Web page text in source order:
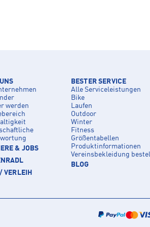
werden
& JOBS
VERLEIH
BESTER SERVICE
Alle Serviceleistungen
Bike
Laufen
Outdoor
Winter
Fitness
Größentabellen
Produktinformationen
Vereinsbekleidung
BLOG